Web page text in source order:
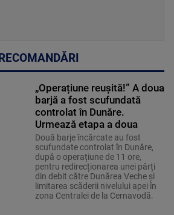
RECOMANDĂRI
„Operațiune reușită!” A doua
barjă a fost scufundată
controlat în Dunăre.
Urmează etapa a doua
Două barje încărcate au fost
scufundate controlat în Dunăre,
după o operațiune de 11 ore,
pentru redirecționarea unei părți
din debit către Dunărea Veche și
limitarea scăderii nivelului apei în
zona Centralei de la Cernavodă.